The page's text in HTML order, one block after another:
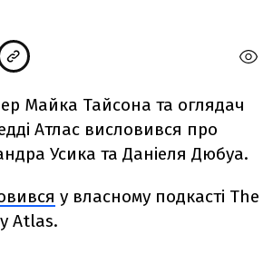
Майка Тайсона та оглядач
Атлас висловився про
Усика та Даніеля Дюбуа.
у власному подкасті The
Atlas.